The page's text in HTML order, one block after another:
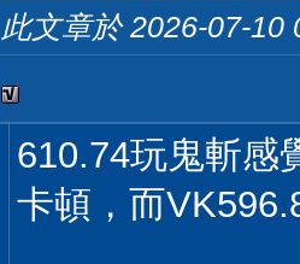
此文章於 2026-07-10
610.74玩鬼斬感
卡頓，而